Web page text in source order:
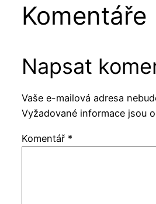
Komentáře
Napsat
Vaše e-mailová adresa
Vyžadované informace jsou
Komentář *